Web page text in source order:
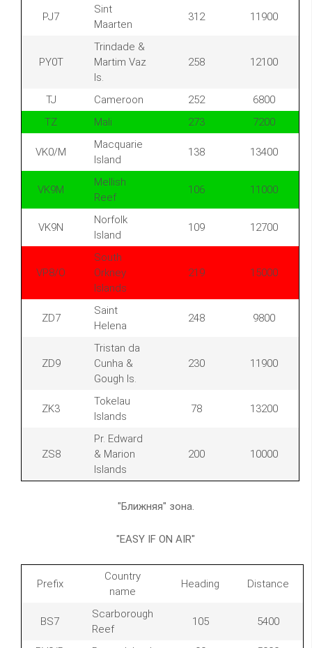
PJ7
Sint
Maarten
312 11900
PY0T
Trindade &
Martim Vaz
Is.
258 12100
TJ Cameroon 252
6800
TZ
Mali 273 7200
VK0/M
Macquarie
Island
138 13400
VK9M
Mellish
Reef
106 11000
VK9N
Norfolk
Island
109 12700
VP8/O
South
Orkney
Islands
219 15000
ZD7
Saint
Helena
248 9800
ZD9
Tristan da
Cunha &
Gough Is.
230 11900
ZK3
Tokelau
Islands
78 13200
ZS8
Pr. Edward
& Marion
Islands
200 10000
"Ближняя" зона.
"EASY IF ON AIR"
Prefix
Country
name
Heading Distance
BS7
Scarborough
Reef
105 5400